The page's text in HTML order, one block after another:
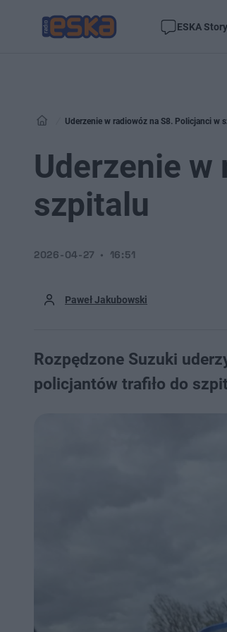
ESKA Story
Uderzenie w radiowóz na S8. Policjanci w
Uderzenie
szpitalu
Paweł Jakubowski
2026-04-27 16:51
Rozpędzone Suzuki
policjantów trafiło do